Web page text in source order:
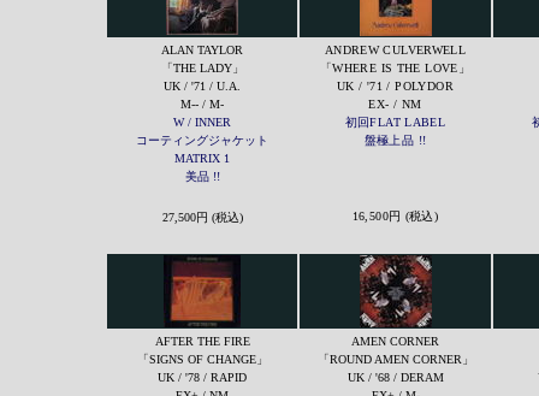
ALAN TAYLOR
「THE LADY」
UK / '71 / U.A.
M-- / M-
W / INNER
コーティングジャケット
MATRIX 1
美品 !!
ANDREW CULVERWELL
「WHERE IS THE LOVE」
UK / '71 / POLYDOR
EX- / NM
初回FLAT LABEL
盤極上品 !!
27,500円 (税込) 16,500円 (税込)
AFTER THE FIRE
「SIGNS OF CHANGE」
UK / '78 / RAPID
AMEN CORNER
「ROUND AMEN CORNER」
UK / '68 / DERAM